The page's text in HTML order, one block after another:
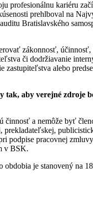
kariéru
prehlboval na
Bratislavského
zákonnosť,
či dodržiavanie
zastupiteľstva alebo
aby verejné zdroje
a nemôže byť
podpise pracovnej
v BSK.
je stanovený na